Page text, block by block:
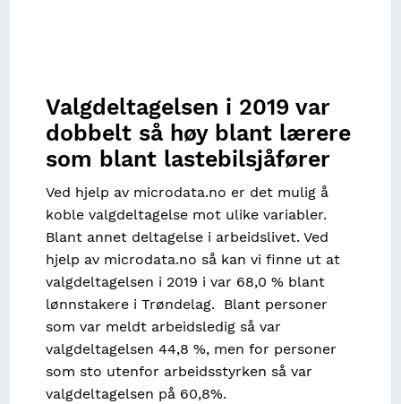
Valgdeltagelsen i 2019 var
dobbelt så høy blant lærere
som blant lastebilsjåfører
Ved hjelp av microdata.no er det mulig å
koble valgdeltagelse mot ulike variabler.
Blant annet deltagelse i arbeidslivet. Ved
hjelp av microdata.no så kan vi finne ut at
valgdeltagelsen i 2019 i var 68,0 % blant
lønnstakere i Trøndelag. Blant personer
som var meldt arbeidsledig så var
valgdeltagelsen 44,8 %, men for personer
som sto utenfor arbeidsstyrken så var
valgdeltagelsen på 60,8%.